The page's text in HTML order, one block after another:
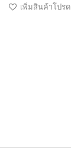
เพิ่มสินค้าโปรด